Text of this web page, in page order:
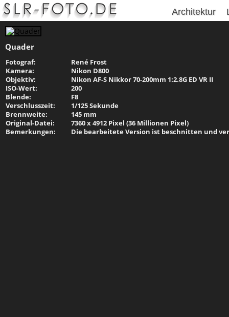
Architektur
Quader
Fotograf:
René Frost
Kamera:
Nikon D800
Objektiv:
Nikon AF-S Nikkor 70-200mm 1:2.8G ED VR II
ISO-Wert:
200
Blende:
F8
Verschlusszeit:
1/125 Sekunde
Brennweite:
145 mm
Original-Datei:
7360 x 4912 Pixel (36 Millionen Pixel)
Bemerkungen:
Die bearbeitete Version ist beschnitten und